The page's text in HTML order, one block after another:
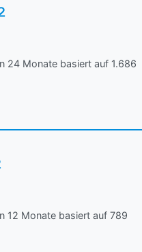
24 Monate basiert auf 1.686
12 Monate basiert auf 789